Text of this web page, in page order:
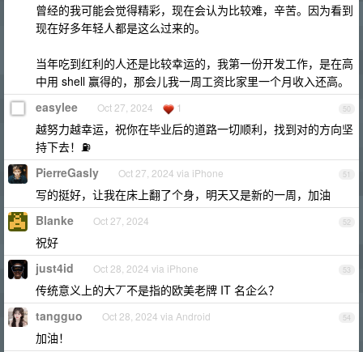
曾经的我可能会觉得精彩，现在会认为比较难，辛苦。因为看到
现在好多年轻人都是这么过来的。
当年吃到红利的人还是比较幸运的，我第一份开发工作，是在高
中用 shell 赢得的，那会儿我一周工资比家里一个月收入还高。
50
easylee Oct 27, 2024 1
越努力越幸运，祝你在毕业后的道路一切顺利，找到对的方向坚
持下去！⛽️
51
PierreGasly Oct 27, 2024 via iPhone
写的挺好，让我在床上翻了个身，明天又是新的一周，加油
52
Blanke Oct 27, 2024
祝好
53
just4id Oct 28, 2024 via iPhone
传统意义上的大丆不是指的欧美老牌 IT 名企么？
54
tangguo Oct 28, 2024 via Android
加油！